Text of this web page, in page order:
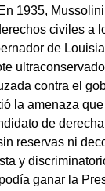
1935,
civiles a
de
contra el
la amenaza
de
reservas ni
y
ganar la